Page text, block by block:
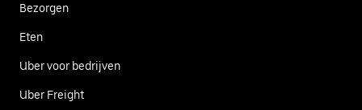
Bezorgen
Eten
Uber voor bedrijven
Uber Freight